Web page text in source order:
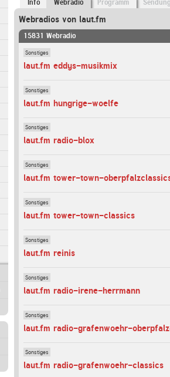
Info Webradio Programm
Webradios von laut.fm
15831 Webradio
Sonstiges
laut.fm eddys-musikmix
Sonstiges
laut.fm hungrige-woelfe
Sonstiges
laut.fm radio-blox
Sonstiges
laut.fm tower-town-
Sonstiges
laut.fm tower-town-classics
Sonstiges
laut.fm reinis
Sonstiges
laut.fm radio-irene-herrmann
Sonstiges
laut.fm radio-grafenwoehr-
Sonstiges
laut.fm radio-grafenwoehr-classics